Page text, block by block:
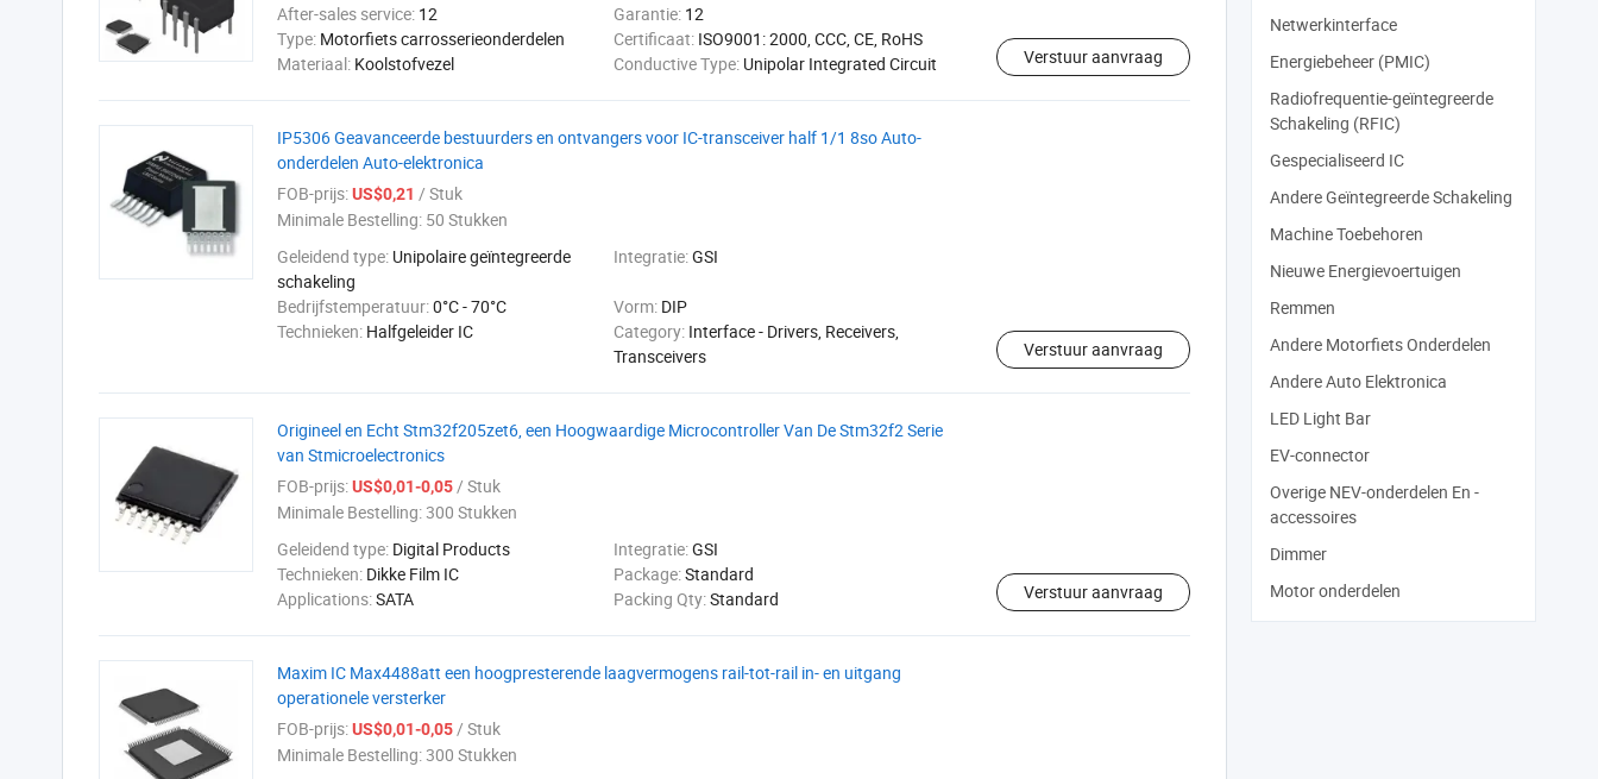
After-sales service: 12 Garantie: 12
Type: Motorfiets carrosserieonderdelen Certificaat: ISO9001: 2000, CCC, CE, RoHS
Materiaal: Koolstofvezel Conductive Type: Unipolar Integrated Circuit Verstuur aanvraag
IP5306 Geavanceerde bestuurders en ontvangers voor IC-transceiver half 1/1 8so Auto-
onderdelen Auto-elektronica
FOB-prijs:US$0,21 / Stuk
Minimale Bestelling: 50 Stukken
Geleidend type: Unipolaire geïntegreerde
schakeling
Integratie:GSI
Bedrijfstemperatuur:0°C - 70°C Vorm: DIP
Technieken: Halfgeleider IC Category: Interface - Drivers, Receivers,
Transceivers
Verstuur aanvraag
Origineel en Echt Stm32f205zet6, een Hoogwaardige Microcontroller Van De Stm32f2 Serie
van Stmicroelectronics
FOB-prijs:US$0,01-0,05/ Stuk
Minimale Bestelling:300 Stukken
Geleidend type: Digital Products Integratie:GSI
Technieken: Dikke Film IC Package:Standard
Applications:SATA Packing Qty:Standard Verstuur aanvraag
Maxim IC Max4488att een hoogpresterende laagvermogens rail-tot-rail in- en uitgang
operationele versterker
FOB-prijs:US$0,01-0,05/ Stuk
Minimale Bestelling:300 Stukken
Netwerkinterface
Energiebeheer (PMIC)
Radiofrequentie-geïntegreerde
Schakeling (RFIC)
Gespecialiseerd IC
Andere Geïntegreerde Schakeling
Machine Toebehoren
Nieuwe Energievoertuigen
Remmen
Andere Motorfiets Onderdelen
Andere Auto Elektronica
LED Light Bar
EV-connector
Overige NEV-onderdelen En -
accessoires
Dimmer
Motor onderdelen